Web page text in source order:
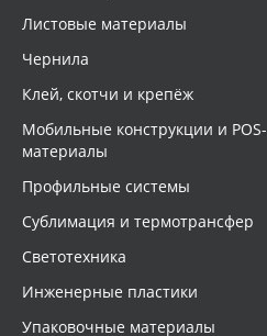
Листовые материалы
Чернила
Клей, скотчи и крепёж
Мобильные конструкции и POS-
материалы
Профильные системы
Сублимация и термотрансфер
Светотехника
Инженерные пластики
Упаковочные материалы